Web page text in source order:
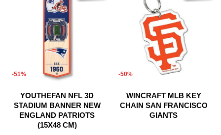
-51%
YOUTHEFAN NFL 3D
STADIUM BANNER NEW
ENGLAND PATRIOTS
(15X48 CM)
-50%
WINCRAFT MLB KEY
CHAIN SAN FRANCISCO
GIANTS